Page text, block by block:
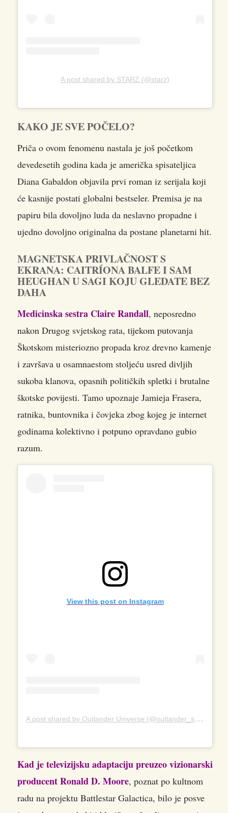
A post shared by STARZ (@starz)
KAKO JE SVE POČELO?
Priča o ovom fenomenu nastala je još početkom
devedesetih godina kada je američka spisateljica
Diana Gabaldon objavila prvi roman iz serijala koji
će kasnije postati globalni bestseler. Premisa je na
papiru bila dovoljno luda da neslavno propadne i
ujedno dovoljno originalna da postane planetarni hit.
MAGNETSKA PRIVLAČNOST S
EKRANA: CAITRÍONA BALFE I SAM
HEUGHAN U SAGI KOJU GLEDATE BEZ
DAHA
Medicinska sestra Claire Randall, neposredno
nakon Drugog svjetskog rata, tijekom putovanja
Škotskom misteriozno propada kroz drevno kamenje
i završava u osamnaestom stoljeću usred divljih
sukoba klanova, opasnih političkih spletki i brutalne
škotske povijesti. Tamo upoznaje Jamieja Frasera,
ratnika, buntovnika i čovjeka zbog kojeg je internet
godinama kolektivno i potpuno opravdano gubio
razum.
View this post on Instagram
A
post shared by Outlander Universe (@outlander_starz)
Kad je televizijsku adaptaciju preuzeo vizionarski
producent Ronald D. Moore, poznat po kultnom
radu na projektu Battlestar Galactica, bilo je posve